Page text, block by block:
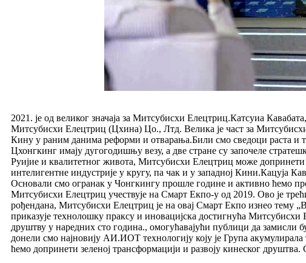
2021. је од великог значаја за Митсубисхи Елецтриц.Катсуиа
Митсубисхи Елецтриц (Цхина) Цо., Лтд. Велика је част за
Кину у раним данима реформи и отварања.Били смо сведоци раста и
Цхонгкинг имају дугогодишњу везу, а две стране су започеле
Руијие и квалитетног живота, Митсубисхи Елецтриц може
интелигентне индустрије у кругу, па чак и у западној Кини.Кацуја
Основали смо огранак у Чонгкингу прошле године и активно ћемо
Митсубисхи Елецтриц учествује на Смарт Екпо-у од 2019. Ово је
рођендана, Митсубисхи Елецтриц је на овај Смарт Екпо изнео тему
приказује технолошку праксу и иновацијска достигнућа
друштву у наредних сто година., омогућавајући публици да замисли
донели смо најновију АИ.ИОТ технологију коју је Група
ћемо допринети зеленој трансформацији и развоју кинеског друштва.